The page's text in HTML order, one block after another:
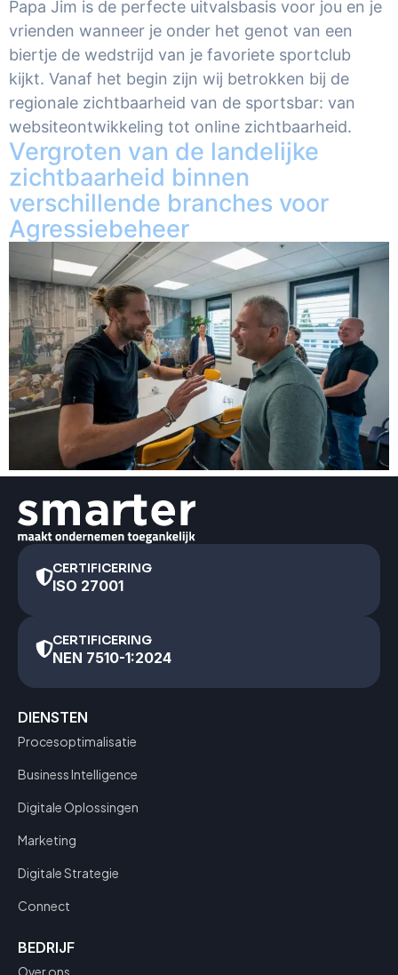
Papa Jim is de perfecte uitvalsbasis voor jou en je
vrienden wanneer je onder het genot van een
biertje de wedstrijd van je favoriete sportclub
kijkt. Vanaf het begin zijn wij betrokken bij de
regionale zichtbaarheid van de sportsbar: van
websiteontwikkeling tot online zichtbaarheid.
Vergroten van de landelijke
zichtbaarheid binnen
verschillende branches voor
Agressiebeheer
CERTIFICERING
ISO 27001
CERTIFICERING
NEN 7510-1:2024
DIENSTEN
Procesoptimalisatie
Business Intelligence
Digitale Oplossingen
Marketing
Digitale Strategie
Connect
BEDRIJF
Over ons